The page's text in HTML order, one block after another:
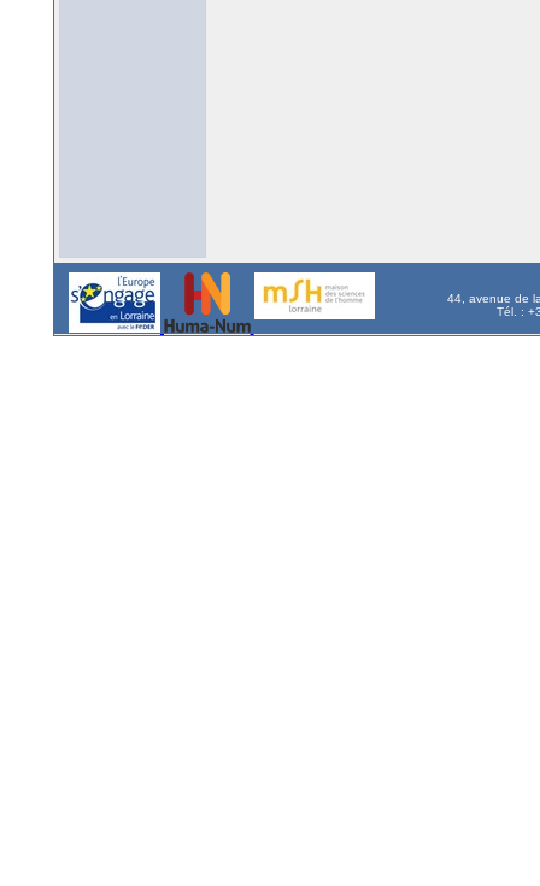
44, avenue de
Tél. :